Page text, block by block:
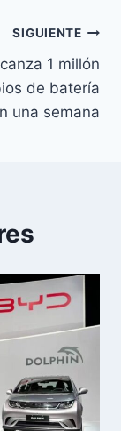
SIGUIENTE
1 millón
de batería
una semana